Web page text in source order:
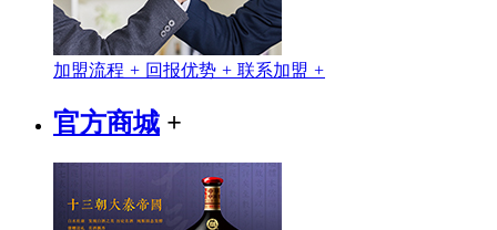
加盟流程 + 回报优势 + 联系加盟 +
官方商城 +